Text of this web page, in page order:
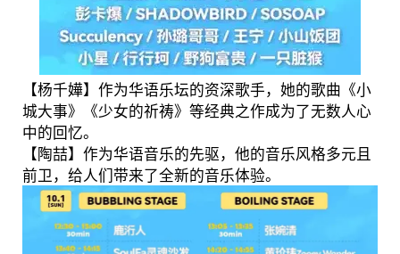
【杨千嬅】作为华语乐坛的资深歌手，她的歌曲《小
城大事》《少女的祈祷》等经典之作成为了无数人心
中的回忆。
【陶喆】作为华语音乐的先驱，他的音乐风格多元且
前卫，给人们带来了全新的音乐体验。